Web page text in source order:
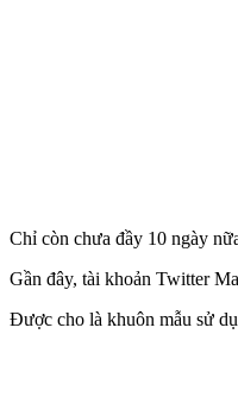
Chỉ còn chưa đầy 10 ngày
Gần đây, tài khoản Twitter
Được cho là khuôn mẫu sử